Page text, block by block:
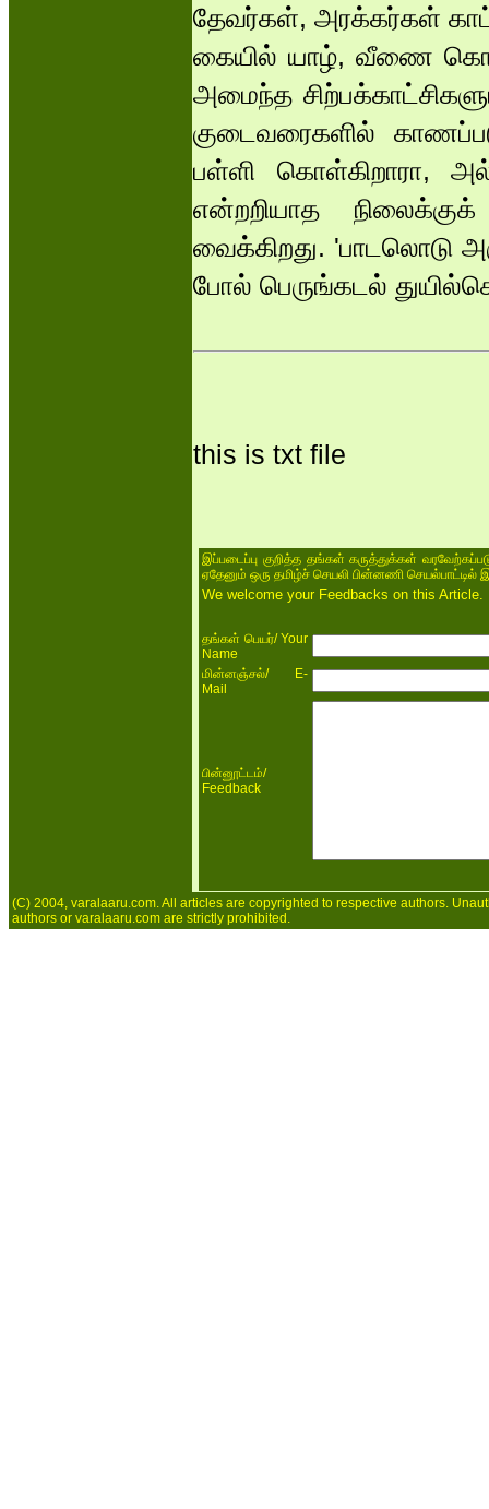
தேவர்கள், அரக்கர்கள்
கையில் யாழ், வீணை
அமைந்த
குடைவரைகளில்
பள்ளி கொள்கிறாரா,
என்றறியாத
வைக்கிறது. 'பாடலொடு
போல் பெருங்கடல்
this is txt file
இப்படைப்பு குறித்த தங்கள் கருத்துக்கள்
ஏதேனும் ஒரு தமிழ்ச் செயலி பின்னணி செயல்பாட்டில்
We welcome your Feedbacks on this
தங்கள் பெயர்/ Your
Name
மின்னஞ்சல்/ E-
Mail
பின்னூட்டம்/
Feedback
(C) 2004, varalaaru.com. All articles are copyrighted to respective authors.
authors or varalaaru.com are strictly prohibited.